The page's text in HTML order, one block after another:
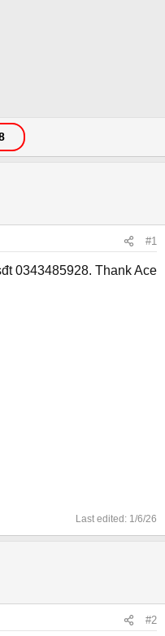
#1
0343485928. Thank Ace
Last edited: 1/6/26
#2